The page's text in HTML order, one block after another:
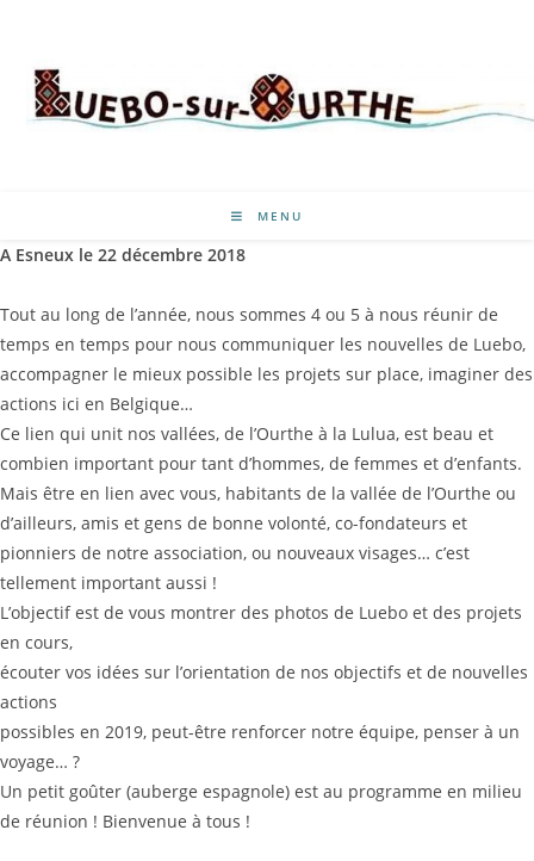
MENU
A Esneux le 22 décembre 2018
Tout au long de l’année, nous sommes 4 ou 5 à nous réunir de
temps en temps pour nous communiquer les nouvelles de Luebo,
accompagner le mieux possible les projets sur place, imaginer des
actions ici en Belgique…
Ce lien qui unit nos vallées, de l’Ourthe à la Lulua, est beau et
combien important pour tant d’hommes, de femmes et d’enfants.
Mais être en lien avec vous, habitants de la vallée de l’Ourthe ou
d’ailleurs, amis et gens de bonne volonté, co-fondateurs et
pionniers de notre association, ou nouveaux visages… c’est
tellement important aussi !
L’objectif est de vous montrer des photos de Luebo et des projets
en cours,
écouter vos idées sur l’orientation de nos objectifs et de nouvelles
actions
possibles en 2019, peut-être renforcer notre équipe, penser à un
voyage… ?
Un petit goûter (auberge espagnole) est au programme en milieu
de réunion ! Bienvenue à tous !